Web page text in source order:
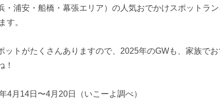
・浦安・船橋・幕張エリア）の人気おでかけスポットラン
す。
ットがたくさんありますので、2025年のGWも、家族でお
！
4月14日〜4月20日（いこーよ調べ）